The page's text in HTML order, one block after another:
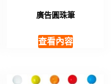
廣告圓珠筆
查看內容